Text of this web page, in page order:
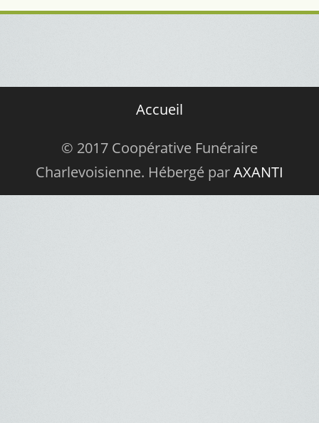
Accueil
© 2017 Coopérative Funéraire
Charlevoisienne. Hébergé parAXANTI